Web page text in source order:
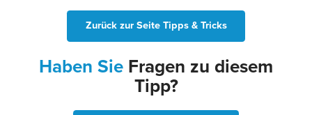
Zurück zur Seite Tipps & Tricks
Haben Sie Fragen zu diesem
Tipp?